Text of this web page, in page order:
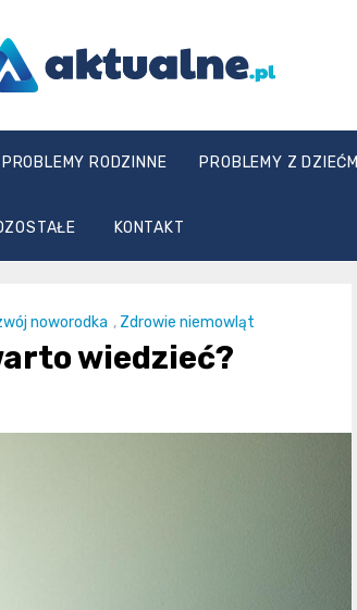
PROBLEMY RODZINNE PROBLEMY Z DZIEĆMI
KONTAKT
noworodka , Zdrowie niemowląt
wiedzieć?